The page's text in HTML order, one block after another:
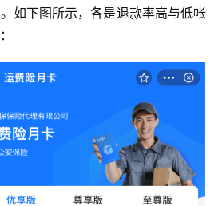
如下图所示，各是退款率高与低帐